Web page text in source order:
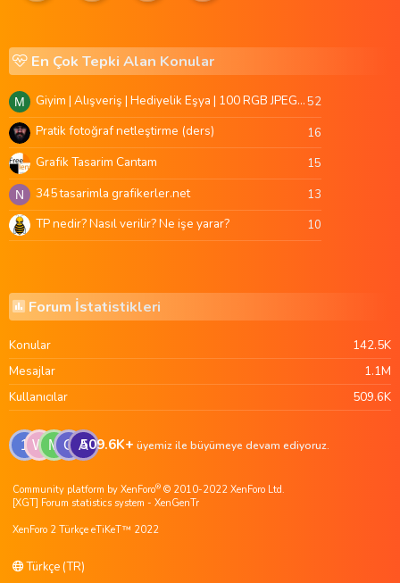
En Çok Tepki Alan Konular
M Giyim | Alışveriş | Hediyelik Eşya | 100 RGB JPEG Images | 5920x4420 Pixels | 501 MB52
Pratik fotoğraf netleştirme (ders) 16
Grafik Tasarim Cantam 15
N 345 tasarimla grafikerler.net 13
TP nedir? Nasıl verilir? Ne işe yarar? 10
Forum İstatistikleri
Konular
142.5K
Mesajlar
1.1M
Kullanıcılar
509.6K
1 W M G A
509.6K+ üyemiz ile büyümeye devam ediyoruz.
Community platform by XenForo® © 2010-2022 XenForo Ltd.
[XGT] Forum statistics system - XenGenTr
XenForo 2 Türkçe eTiKeT™ 2022
Türkçe (TR)